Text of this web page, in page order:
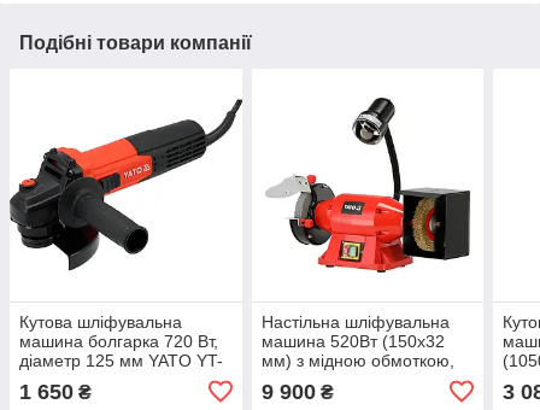
Подібні товари компанії
Кутова шліфувальна
машина болгарка 720 Вт,
діаметр 125 мм YATO YT-
1 650 ₴
Настільна шліфувальна
машина 520Вт (150х32
мм) з мідною обмоткою,
822107
9 900₴ 3